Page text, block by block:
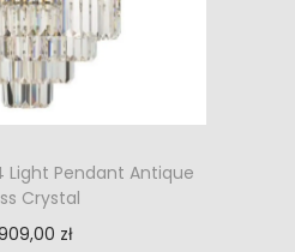
Light Pendant Antique
Crystal
zł